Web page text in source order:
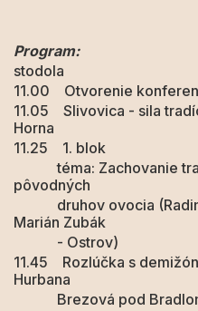
Program:
stodola
11.00 Otvorenie
11.05 Slivovica - sila
Horna
11.25 1. blok
téma: Zachovanie
pôvodných
druhov ovocia (Radim
Marián Zubák
- Ostrov)
11.45 Rozlúčka s
Hurbana
Brezová pod